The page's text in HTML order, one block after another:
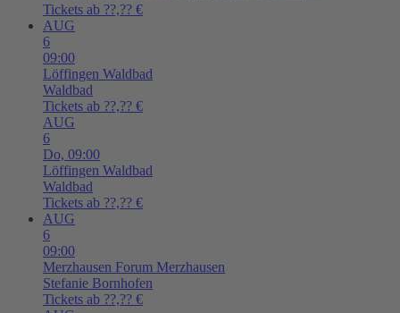
Tickets ab ??,?? €
AUG
6
09:00
Löffingen Waldbad
Waldbad
Tickets ab ??,?? €
AUG
6
Do, 09:00
Löffingen Waldbad
Waldbad
Tickets ab ??,?? €
AUG
6
09:00
Merzhausen Forum Merzhausen
Stefanie Bornhofen
Tickets ab ??,?? €